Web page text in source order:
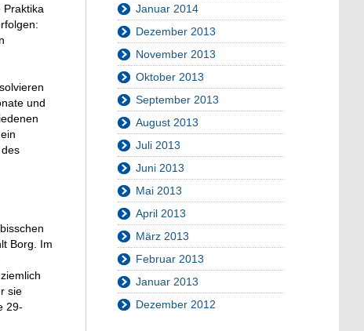
Praktika
und
Borg. Im
sie
29-
Januar 2014
Dezember 2013
November 2013
Oktober 2013
September 2013
August 2013
Juli 2013
Juni 2013
Mai 2013
April 2013
März 2013
Februar 2013
Januar 2013
Dezember 2012